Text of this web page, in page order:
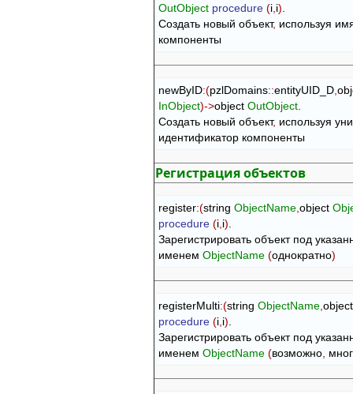
OutObject procedure (i i)
Создать новый объект, используя
компоненты
newByID:(pzlDomains::entityUID_D ,
InObject)->object OutObject
Создать новый объект, используя
идентификатор компоненты
Регистрация объектов
register:(string ObjectName ,object
procedure (i i)
Зарегистрировать объект под
именем ObjectName (однократно)
registerMulti:(string ObjectName ,
procedure (i i)
Зарегистрировать объект под
именем ObjectName (возможно